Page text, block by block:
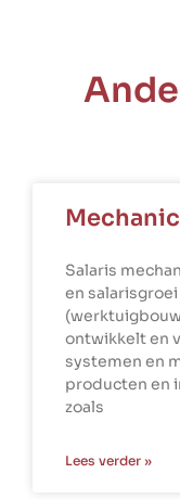
Salaris
en
ontwikkelt en
systemen en
producten en
zoals
Lees verder »